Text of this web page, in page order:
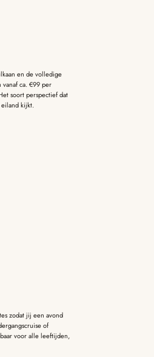
en de volledige
ca. €99 per
soort perspectief dat
kijkt.
zodat jij een avond
of
voor alle leeftijden,